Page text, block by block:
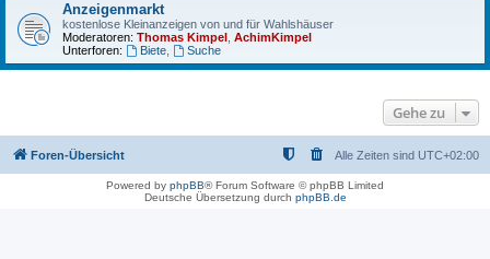
Anzeigenmarkt
kostenlose Kleinanzeigen von und für Wahlshäuser
Moderatoren: Thomas Kimpel AchimKimpel
Unterforen:
Biete, Suche
Gehe zu
Foren-Übersicht Alle Zeiten sind UTC+02:00
Powered by phpBB® Forum Software © phpBB Limited
Deutsche Übersetzung durch phpBB.de